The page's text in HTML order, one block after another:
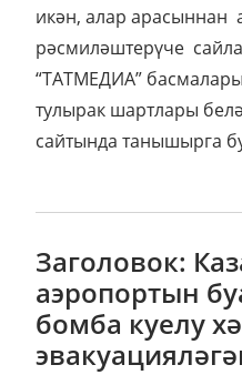
икән, алар арасыннан
рәсмиләштерүче
“ТАТМЕДИА”
тулырак шартлары
сайтында танышырга
Заголовок:
аэропортын
бомба куелу